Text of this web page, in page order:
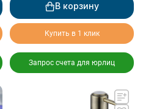
В корзину
Купить в 1 клик
Запрос счета для юрлиц